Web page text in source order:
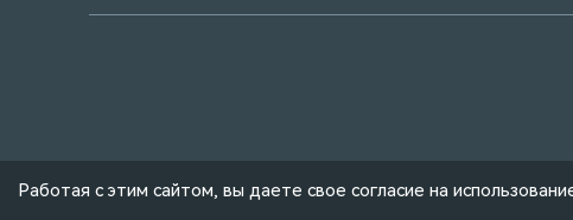
Работая с этим сайтом, вы даете свое согласие на